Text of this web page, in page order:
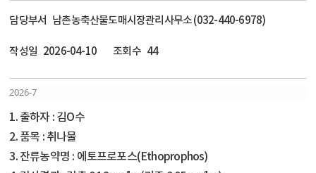
담당부서 남촌농축산물도매시장관리사무소 (032-440-6978)
작성일 2026-04-10 조회수 44
2026-7
1. 출하자 : 김O수
2. 품목 : 취나물
3. 잔류농약명 : 에토프로포스(Ethoprophos)